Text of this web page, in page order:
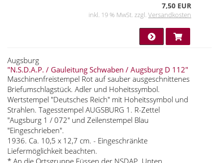
7,50 EUR
inkl. 19 % MwSt. zzgl.Versandkosten
Augsburg
"N.S.D.A.P. / Gauleitung Schwaben / Augsburg D 112"
Maschinenfreistempel Rot auf sauber ausgeschnittenes
Briefumschlagstück. Adler und Hoheitssymbol.
Wertstempel "Deutsches Reich" mit Hoheitssymbol und
Strahlen. Tagesstempel AUGSBURG 1. R-Zettel
"Augsburg 1 / 072" und Zeilenstempel Blau
"Eingeschrieben".
1936. Ca. 10,5 x 12,7 cm. - Eingeschränkte
Liefermöglichkeit beachten.
* An die Ortsgruppe Füssen der NSDAP. Unten